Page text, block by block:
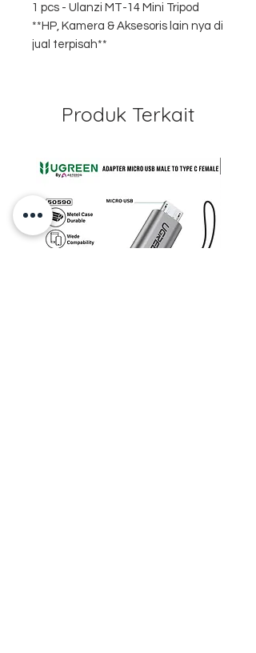
1 pcs - Ulanzi MT-14 Mini Tripod
**HP, Kamera & Aksesoris lain nya di
jual terpisah**
Produk Terkait